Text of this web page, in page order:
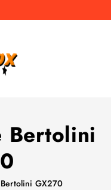
Bertolini
GX270